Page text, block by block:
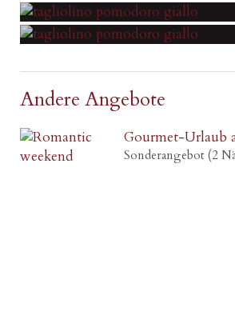
Andere Angebote
Gourmet-Urlaub
Sonderangebot (2